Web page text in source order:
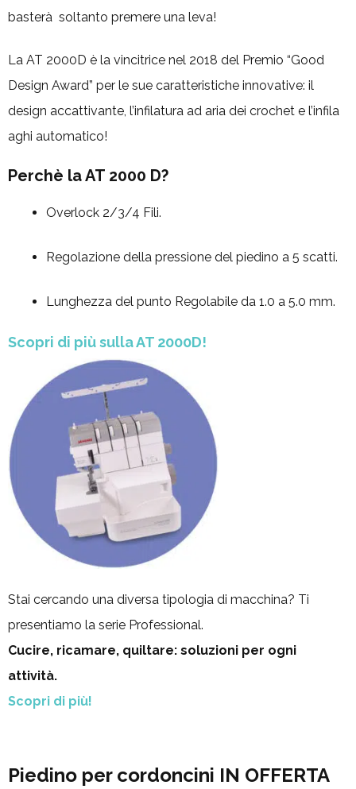
basterà soltanto premere una leva!
La AT 2000D è la vincitrice nel 2018 del Premio “Good
Design Award” per le sue caratteristiche innovative: il
design accattivante, l’infilatura ad aria dei crochet e l’infila
aghi automatico!
Perchè la AT 2000 D?
Overlock 2/3/4 Fili.
Regolazione della pressione del piedino a 5 scatti.
Lunghezza del punto Regolabile da 1.0 a 5.0 mm.
Scopri di più sulla AT 2000D!
Stai cercando una diversa tipologia di macchina? Ti
presentiamo la serie Professional.
Cucire, ricamare, quiltare: soluzioni per ogni
attività.
Scopri di più!
Piedino per cordoncini IN OFFERTA